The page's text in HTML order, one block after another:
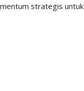
strategis untuk